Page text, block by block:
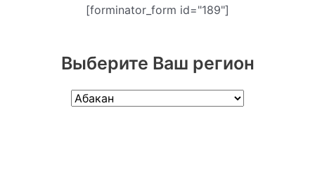
[forminator_form id="189"]
Выберите Ваш регион